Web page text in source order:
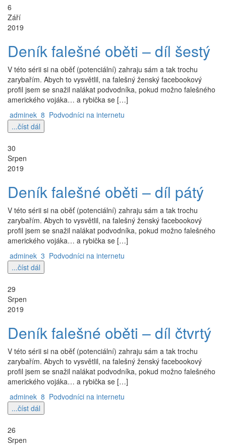
6
Září
2019
Deník falešné oběti – díl šestý
V této sérii si na oběť (potenciální) zahraju sám a tak trochu
zarybařím. Abych to vysvětlil, na falešný ženský facebookový
profil jsem se snažil nalákat podvodníka, pokud možno falešného
amerického vojáka… a rybička se […]
adminek 8 Podvodníci na internetu
...číst dál
30
Srpen
2019
Deník falešné oběti – díl pátý
V této sérii si na oběť (potenciální) zahraju sám a tak trochu
zarybařím. Abych to vysvětlil, na falešný ženský facebookový
profil jsem se snažil nalákat podvodníka, pokud možno falešného
amerického vojáka… a rybička se […]
adminek 3 Podvodníci na internetu
...číst dál
29
Srpen
2019
Deník falešné oběti – díl čtvrtý
V této sérii si na oběť (potenciální) zahraju sám a tak trochu
zarybařím. Abych to vysvětlil, na falešný ženský facebookový
profil jsem se snažil nalákat podvodníka, pokud možno falešného
amerického vojáka… a rybička se […]
adminek 8 Podvodníci na internetu
...číst dál
26
Srpen